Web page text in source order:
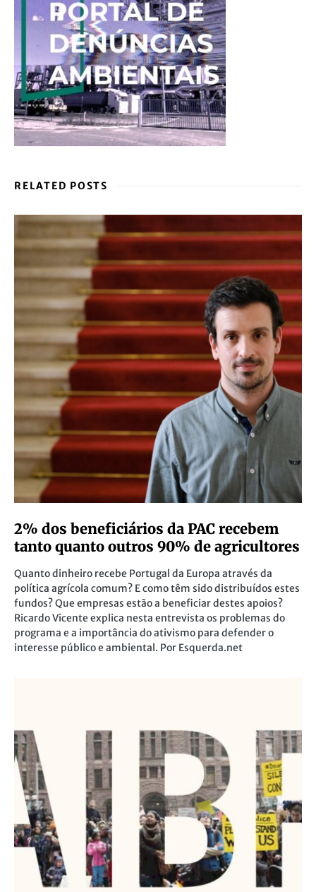
RELATED POSTS
2% dos beneficiários da PAC recebem
tanto quanto outros 90% de agricultores
Quanto dinheiro recebe Portugal da Europa através da
política agrícola comum? E como têm sido distribuídos estes
fundos? Que empresas estão a beneficiar destes apoios?
Ricardo Vicente explica nesta entrevista os problemas do
programa e a importância do ativismo para defender o
interesse público e ambiental. Por Esquerda.net